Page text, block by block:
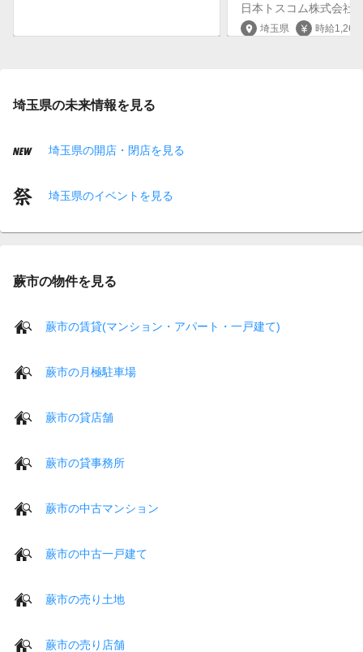
日本トスコム株式会社
location_on 埼玉県 currency_yen 時給1,262
埼玉県の未来情報を見る
埼玉県の開店・閉店を見る
埼玉県のイベントを見る
蕨市の物件を見る
蕨市の賃貸(マンション・アパート・一戸建て)
蕨市の月極駐車場
蕨市の貸店舗
蕨市の貸事務所
蕨市の中古マンション
蕨市の中古一戸建て
蕨市の売り土地
蕨市の売り店舗